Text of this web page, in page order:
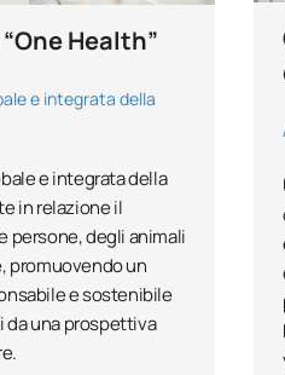
Health”
e integrata della
e integrata della
in relazione il
persone, degli animali
promuovendo un
e sostenibile
da una prospettiva